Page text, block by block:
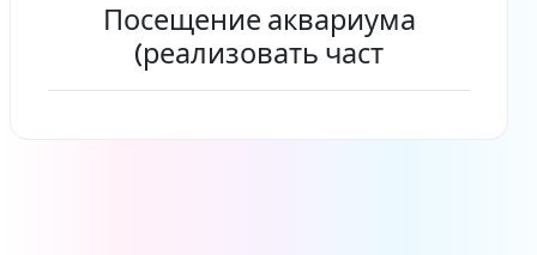
Посещение аквариума
(реализовать част